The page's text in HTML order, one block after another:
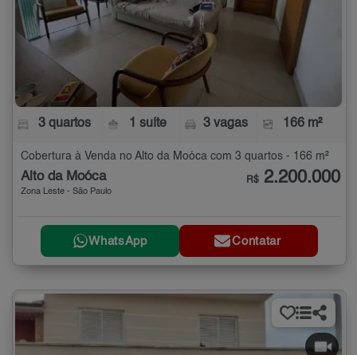
3 quartos 1 suíte 3 vagas 166 m²
Cobertura à Venda no Alto da Moóca com 3 quartos - 166 m²
Alto da Moóca
Zona Leste - São Paulo
R$ 2.200.000
WhatsApp Contatar